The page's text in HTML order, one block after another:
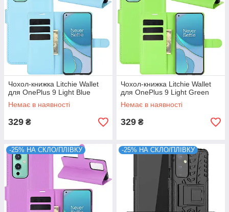
Чохол-книжка Litchie Wallet
для OnePlus 9 Light Blue
Немає в наявності
329 ₴
Чохол-книжка Litchie Wallet
для OnePlus 9 Light Green
Немає в наявності
329 ₴
-25% НА СКЛО/ПЛІВКУ -25% НА СКЛО/ПЛІВКУ